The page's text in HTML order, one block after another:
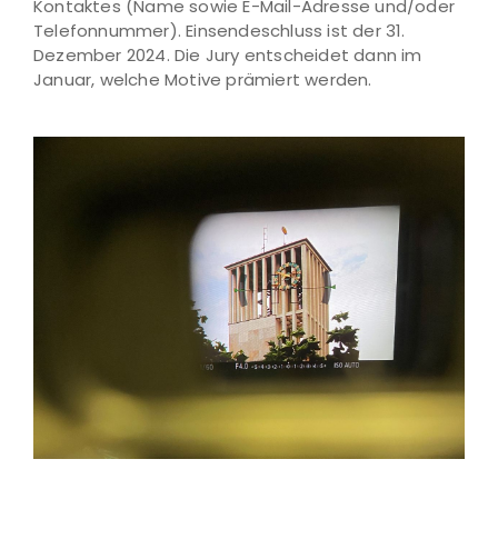
Kontaktes (Name sowie E-Mail-Adresse und/oder
Telefonnummer). Einsendeschluss ist der 31.
Dezember 2024. Die Jury entscheidet dann im
Januar, welche Motive prämiert werden.